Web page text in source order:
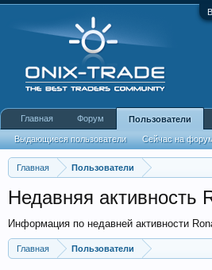
Главная Пользователи
Недавняя активность
Информация по недавней активности
Главная Пользователи
Главная Форум Пользователи
Выдающиеся пользователи Сейчас на
Недавняя активность Новые сообщения